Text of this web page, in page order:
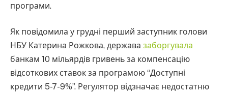
програми.
Як повідомила у грудні перший заступник голови
НБУ Катерина Рожкова, держава заборгувала
банкам 10 мільярдів гривень за компенсацію
відсоткових ставок за програмою “Доступні
кредити 5-7-9%”. Регулятор відзначає недостатню